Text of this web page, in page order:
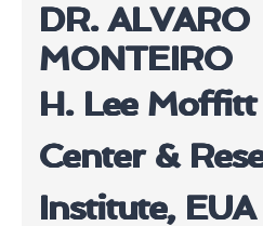
DR. ALVARO
MONTEIRO
H. Lee Moffitt
Center &
Institute, EUA